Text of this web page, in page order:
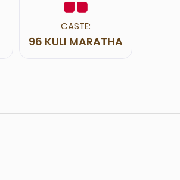
CASTE:
96 KULI MARATHA